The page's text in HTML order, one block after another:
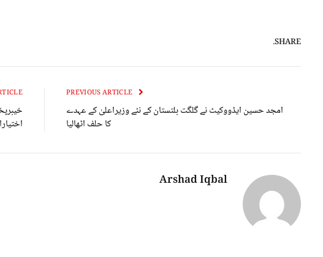
SHARE.
امجد حسین ایڈووکیٹ نے گلگت بلتستان کے نئے وزیراعلیٰ کے عہدے
کا حلف اٹھالیا
Arshad Iqbal